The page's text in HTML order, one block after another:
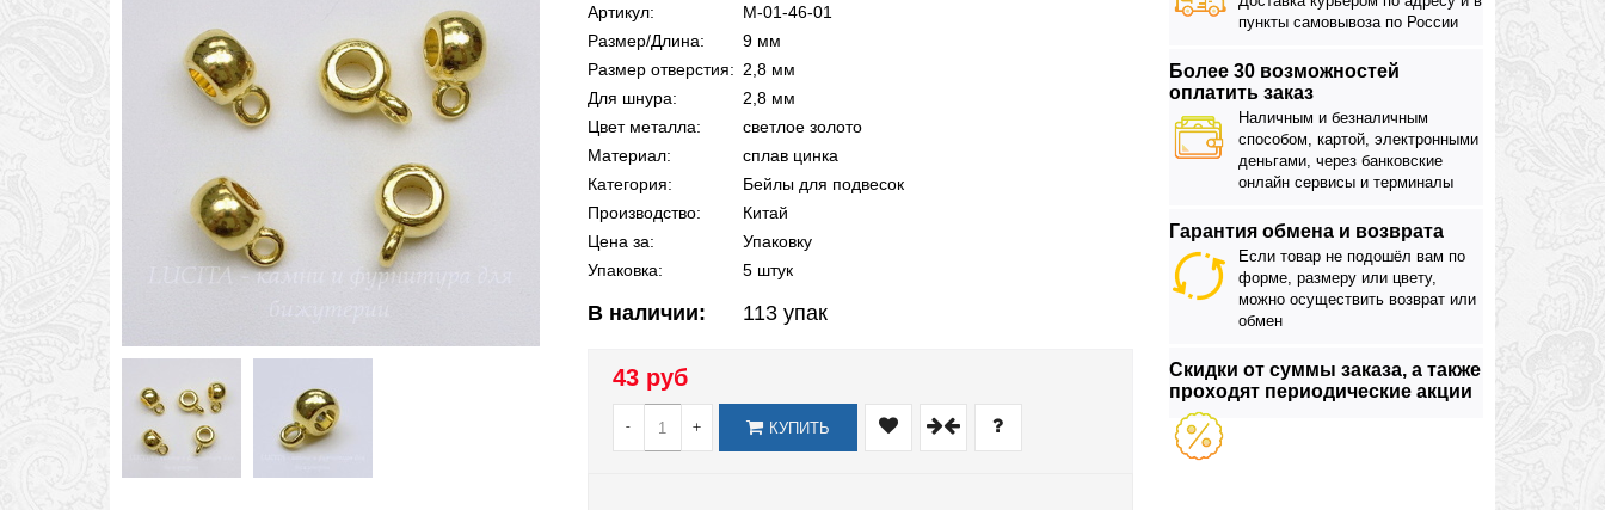
пункты самовывоза по России
Более 30 возможностей
оплатить заказ
Наличным и безналичным
способом, картой, электронными
деньгами, через банковские
онлайн сервисы и терминалы
Гарантия обмена и возврата
Если товар не подошёл вам по
форме, размеру или цвету,
можно осуществить возврат или
обмен
Скидки от суммы заказа, а также
проходят периодические акции
Артикул:
М-01-46-01
Размер/Длина:
9 мм
Размер отверстия: 2,8 мм
Для шнура:
2,8 мм
Цвет металла:
светлое золото
Материал:
сплав цинка
Категория:
Бейлы для подвесок
Производство:
Китай
Цена за:
Упаковку
Упаковка:
5 штук
В наличии: 113 упак
43 руб
- + КУПИТЬ